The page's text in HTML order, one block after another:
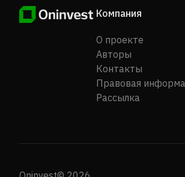
зарегистрирована в 2002 году,
Компания
О проекте
Авторы
Контакты
Правовая
Рассылка